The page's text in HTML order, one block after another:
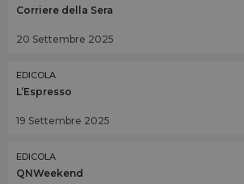
Corriere della Sera
20 Settembre 2025
EDICOLA
L’Espresso
19 Settembre 2025
EDICOLA
QNWeekend